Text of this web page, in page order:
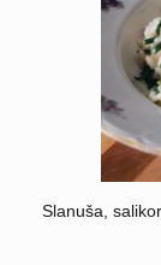
Slanuša,